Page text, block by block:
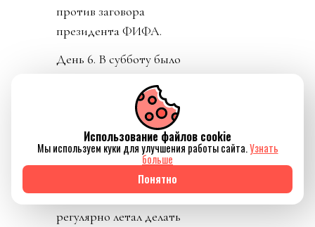
против заговора
президента ФИФА.
День 6. В субботу было
поддержке Инфантино.
Напомню, шеф ФИФА и
чемпионат у них провел,
и на их джете летал по
всему свету, и лично
регулярно летал делать
Использование файлов cookie
Мы используем куки для улучшения работы сайта.Узнать
больше
Понятно